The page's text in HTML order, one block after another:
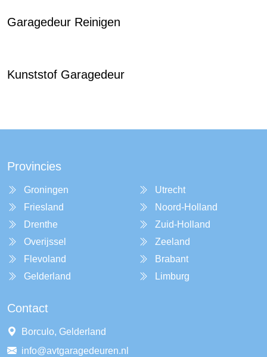
Garagedeur Reinigen
Kunststof Garagedeur
Provincies
Groningen
Friesland
Drenthe
Overijssel
Flevoland
Gelderland
Utrecht
Noord-Holland
Zuid-Holland
Zeeland
Brabant
Limburg
Contact
Borculo, Gelderland
info@avtgaragedeuren.nl